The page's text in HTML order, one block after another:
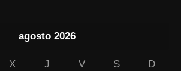
agosto 2026
X J V S
D